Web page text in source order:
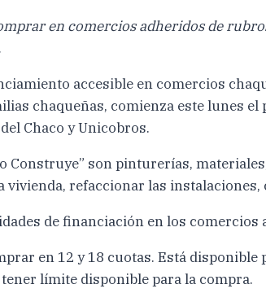
en comercios adheridos de
accesible en comercios
chaqueñas, comienza este lunes
Chaco y Unicobros.
Construye” son pinturerías,
vivienda, refaccionar las
de financiación en los comercios
en 12 y 18 cuotas. Está
límite disponible para la compra.